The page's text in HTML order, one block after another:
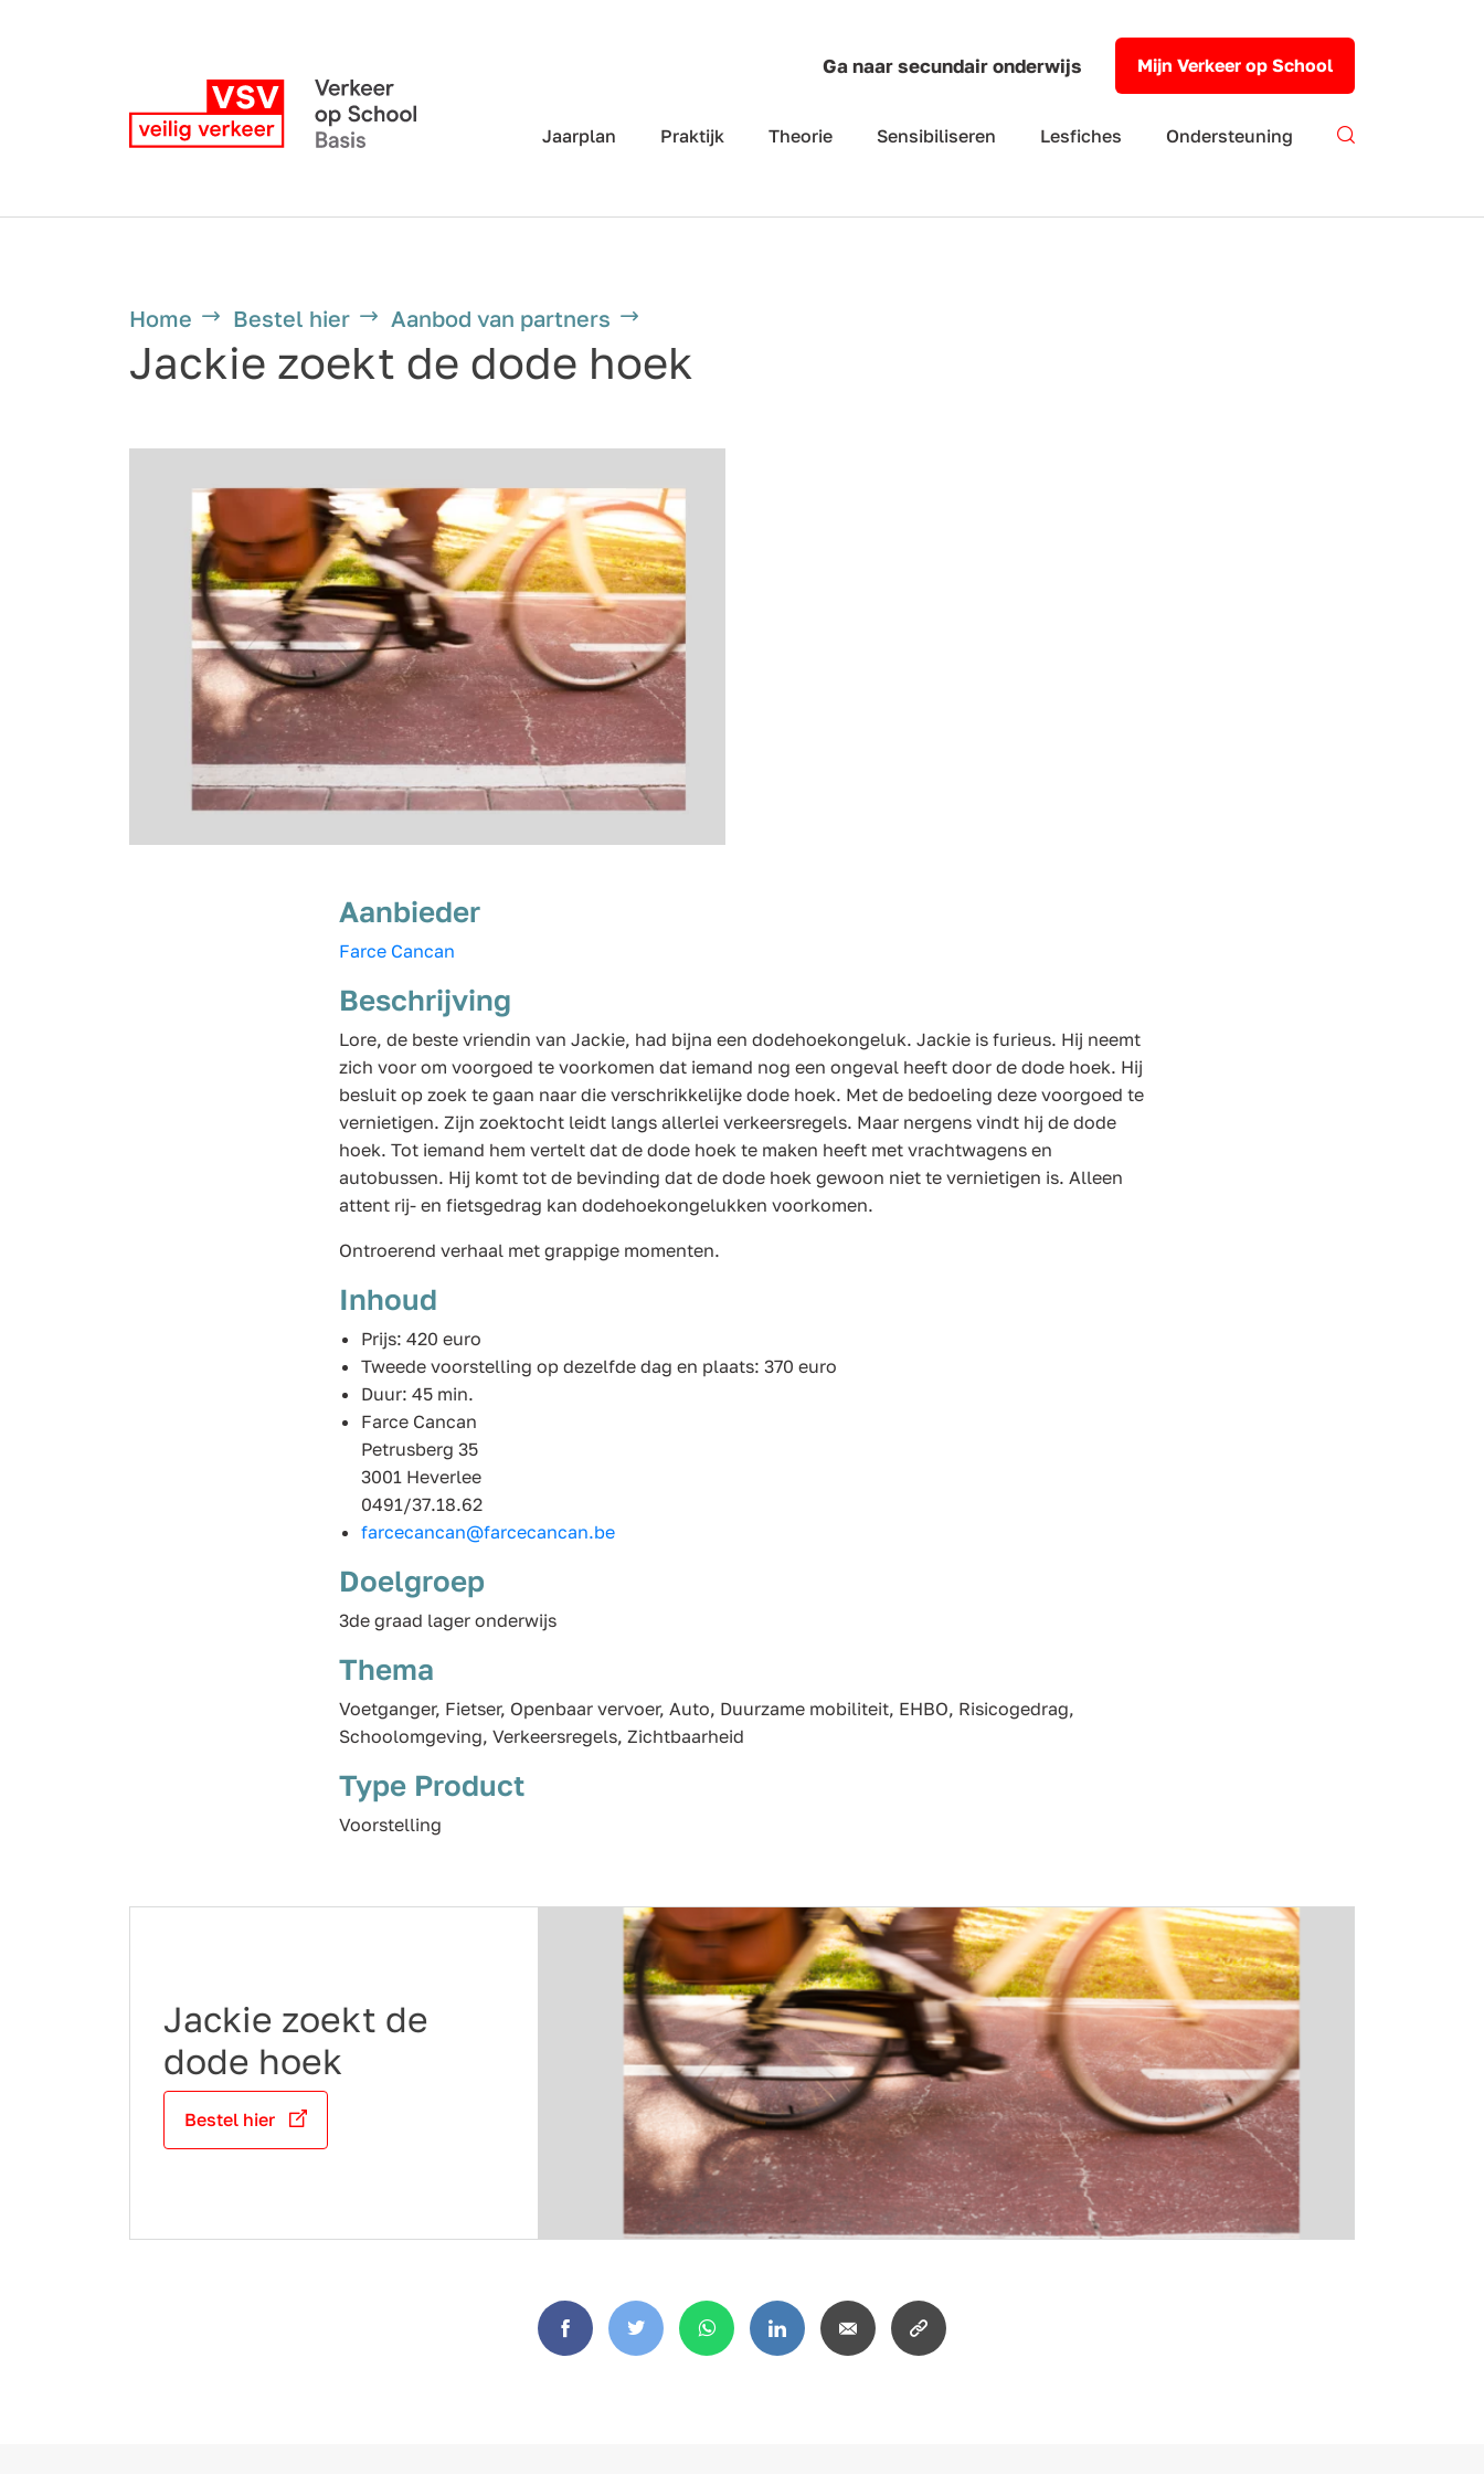
Ga naar secundair onderwijs Mijn Verkeer op School
Jaarplan Praktijk Theorie Sensibiliseren Lesfiches Ondersteuning
Home Bestel hier Aanbod van partners
Jackie zoekt de dode hoek
Aanbieder
Farce Cancan
Beschrijving
Lore, de beste vriendin van Jackie, had bijna een dodehoekongeluk. Jackie is furieus. Hij neemt
zich voor om voorgoed te voorkomen dat iemand nog een ongeval heeft door de dode hoek. Hij
besluit op zoek te gaan naar die verschrikkelijke dode hoek. Met de bedoeling deze voorgoed te
vernietigen. Zijn zoektocht leidt langs allerlei verkeersregels. Maar nergens vindt hij de dode
hoek. Tot iemand hem vertelt dat de dode hoek te maken heeft met vrachtwagens en
autobussen. Hij komt tot de bevinding dat de dode hoek gewoon niet te vernietigen is. Alleen
attent rij- en fietsgedrag kan dodehoekongelukken voorkomen.
Ontroerend verhaal met grappige momenten.
Inhoud
Prijs: 420 euro
Tweede voorstelling op dezelfde dag en plaats: 370 euro
Duur: 45 min.
Farce Cancan
Petrusberg 35
3001 Heverlee
0491/37.18.62
farcecancan@farcecancan.be
Doelgroep
3de graad lager onderwijs
Thema
Voetganger, Fietser, Openbaar vervoer, Auto, Duurzame mobiliteit, EHBO, Risicogedrag,
Schoolomgeving, Verkeersregels, Zichtbaarheid
Type Product
Voorstelling
Jackie zoekt de
dode hoek
Bestel hier
FacebookTwitter WhatsAppLinkedInEmail
Copy